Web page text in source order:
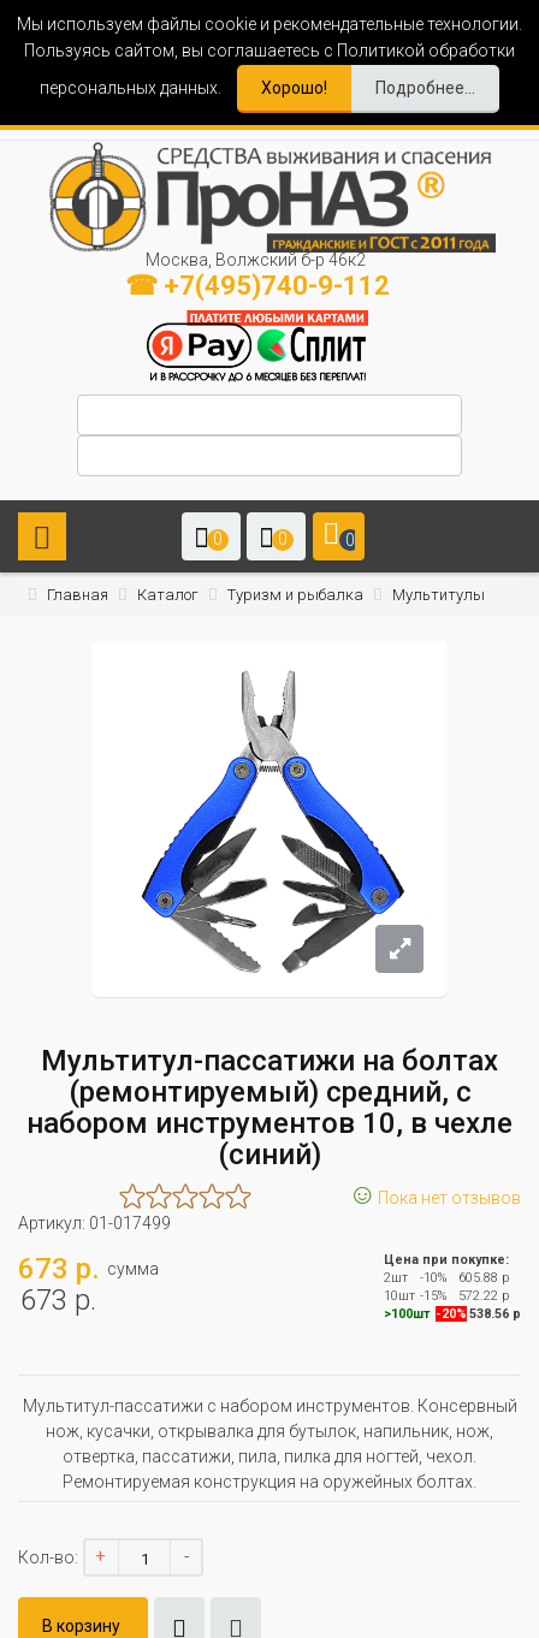
Мы используем файлы cookie и рекомендательные технологии.
Пользуясь сайтом, вы соглашаетесь с Политикой обработки
персональных данных.
Хорошо! Подробнее...
Москва, Волжский б-р 46к2
☎ +7(495)740-9-112
0 0 0
Главная Каталог Туризм и рыбалка Мультитулы
Мультитул-пассатижи на болтах
(ремонтируемый) средний, с
набором инструментов 10, в чехле
(синий)
☺ Пока нет отзывов
Артикул: 01-017499
673 р. сумма
673 р.
Цена при покупке:
2шт
-10%
605.88 р
10шт -15%
572.22 р
>100шт -20% 538.56 р
Мультитул-пассатижи с набором инструментов. Консервный
нож, кусачки, открывалка для бутылок, напильник, нож,
отвертка, пассатижи, пила, пилка для ногтей, чехол.
Ремонтируемая конструкция на оружейных болтах.
Кол-во: + -
В корзину